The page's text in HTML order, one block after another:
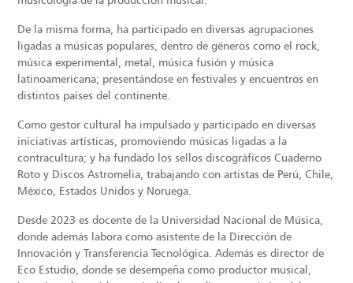
De la misma forma, ha participado en diversas agrupaciones
ligadas a músicas populares, dentro de géneros como el rock,
música experimental, metal, música fusión y música
latinoamericana; presentándose en festivales y encuentros en
distintos países del continente.
Como gestor cultural ha impulsado y participado en diversas
iniciativas artísticas, promoviendo músicas ligadas a la
contracultura; y ha fundado los sellos discográficos Cuaderno
Roto y Discos Astromelia, trabajando con artistas de Perú, Chile,
México, Estados Unidos y Noruega.
Desde 2023 es docente de la Universidad Nacional de Música,
donde además labora como asistente de la Dirección de
Innovación y Transferencia Tecnológica. Además es director de
Eco Estudio, donde se desempeña como productor musical,